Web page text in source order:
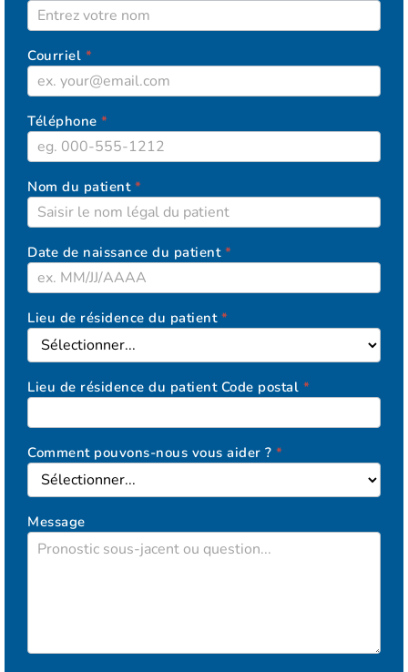
Courriel *
Téléphone *
Nom du patient *
Date de naissance du patient *
Lieu de résidence du patient *
Lieu de résidence du patient Code postal *
Comment pouvons-nous vous aider ? *
Message